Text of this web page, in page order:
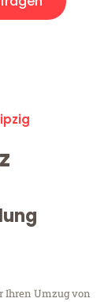
Ihren Umzug von